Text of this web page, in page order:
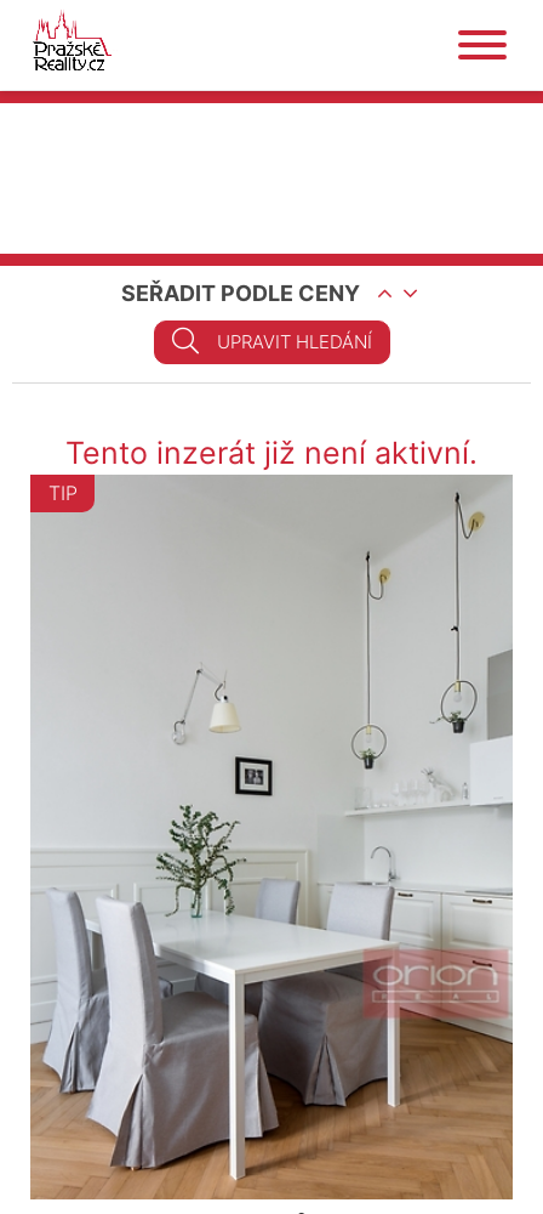
SEŘADIT PODLE CENY
UPRAVIT HLEDÁNÍ
Tento inzerát již není aktivní.
TIP